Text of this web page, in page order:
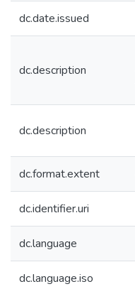
dc.date.issued
dc.description
dc.description
dc.format.extent
dc.identifier.uri
dc.language
dc.language.iso